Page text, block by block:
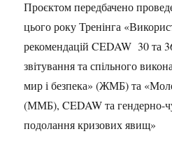
Проєктом передбачено
цього року Тренінга
рекомендацій CEDAW 30 та
звітування та спільного
мир і безпека» (ЖМБ) та
(ММБ), CEDAW та гендерно-
подолання кризових явищ»